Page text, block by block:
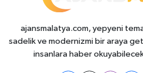
ajansmalatya.com, yepyeni
sadelik ve modernizmi bir araya
insanlara haber